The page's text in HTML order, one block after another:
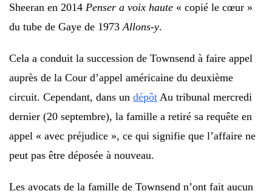
Sheeran en 2014 Penser a voix haute « copié le cœur »
du tube de Gaye de 1973 Allons-y.
Cela a conduit la succession de Townsend à faire appel
auprès de la Cour d’appel américaine du deuxième
circuit. Cependant, dans un dépôt Au tribunal mercredi
dernier (20 septembre), la famille a retiré sa requête en
appel « avec préjudice », ce qui signifie que l’affaire ne
peut pas être déposée à nouveau.
Les avocats de la famille de Townsend n’ont fait aucun